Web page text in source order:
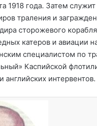
1918 года. Затем
траления и
сторожевого
катеров и авиации
специалистом по
Каспийской
английских интервентов.